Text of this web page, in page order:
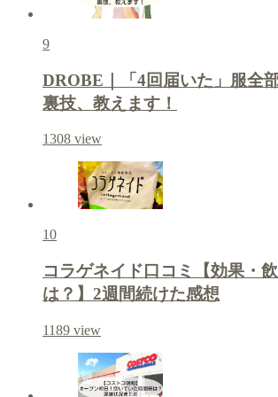
9
DROBE｜「4回届いた」服全
裏技、教えます！
1308 view
10
コラゲネイド口コミ【効果・
は？】2週間続けた感想
1189 view